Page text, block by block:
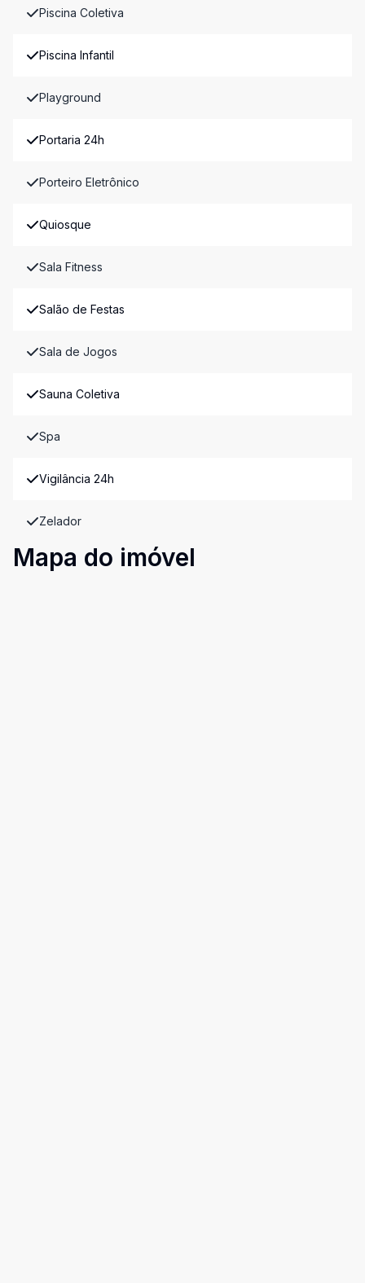
Piscina Coletiva
Piscina Infantil
Playground
Portaria 24h
Porteiro Eletrônico
Quiosque
Sala Fitness
Salão de Festas
Sala de Jogos
Sauna Coletiva
Spa
Vigilância 24h
Zelador
Mapa do imóvel